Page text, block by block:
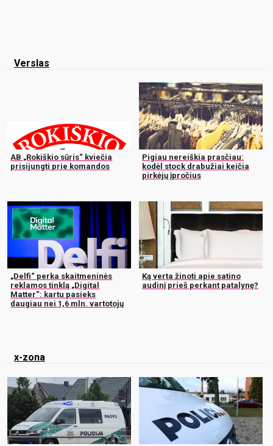
Verslas
AB „Rokiškio sūris“ kviečia
prisijungti prie komandos
Pigiau nereiškia prasčiau:
kodėl stock drabužiai keičia
pirkėjų įpročius
„Delfi“ perka skaitmeninės
reklamos tinklą „Digital
Matter“: kartu pasieks
daugiau nei 1,6 mln. vartotojų
Ką verta žinoti apie satino
audinį prieš perkant patalynę?
x-zona